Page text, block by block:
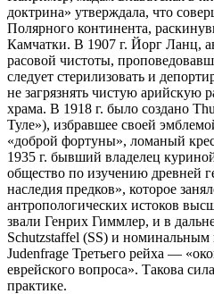
доктрина» утверждала, что
Полярного континента,
Камчатки. В 1907 г. Йорг Ланц,
расовой чистоты,
следует стерилизовать и
не загрязнять чистую арийскую
храма. В 1918 г. было создано
Туле»), избравшее своей
«доброй фортуны», ломаный
1935 г. бывший владелец
общество по изучению древней
наследия предков», которое
антропологических истоков
звали Генрих Гиммлер, и в
Schutzstaffel (SS) и номинальным
Judenfrage Третьего рейха —
еврейского вопроса». Такова
практике.